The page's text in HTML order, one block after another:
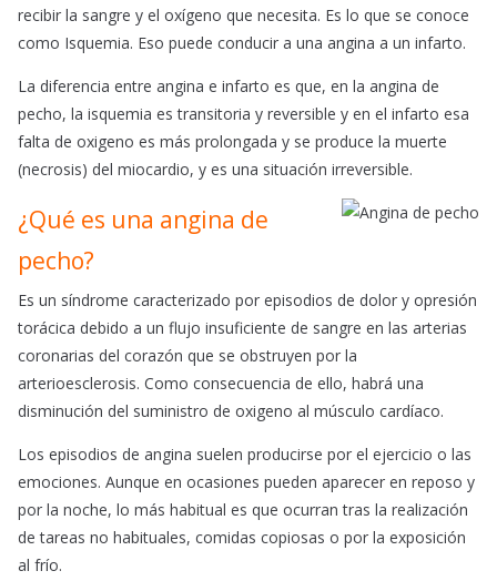
recibir la sangre y el oxígeno que necesita. Es lo que se conoce
como Isquemia. Eso puede conducir a una angina a un infarto.
La diferencia entre angina e infarto es que, en la angina de
pecho, la isquemia es transitoria y reversible y en el infarto esa
falta de oxigeno es más prolongada y se produce la muerte
(necrosis) del miocardio, y es una situación irreversible.
¿Qué es una angina de
pecho?
Es un síndrome caracterizado por episodios de dolor y opresión
torácica debido a un flujo insuficiente de sangre en las arterias
coronarias del corazón que se obstruyen por la
arterioesclerosis. Como consecuencia de ello, habrá una
disminución del suministro de oxigeno al músculo cardíaco.
Los episodios de angina suelen producirse por el ejercicio o las
emociones. Aunque en ocasiones pueden aparecer en reposo y
por la noche, lo más habitual es que ocurran tras la realización
de tareas no habituales, comidas copiosas o por la exposición
al frío.